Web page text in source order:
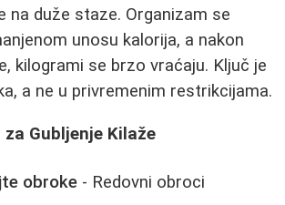
na duže staze. Organizam se
unosu kalorija, a nakon
kilogrami se brzo vraćaju. Ključ je
a ne u privremenim restrikcijama.
Gubljenje Kilaže
obroke - Redovni obroci